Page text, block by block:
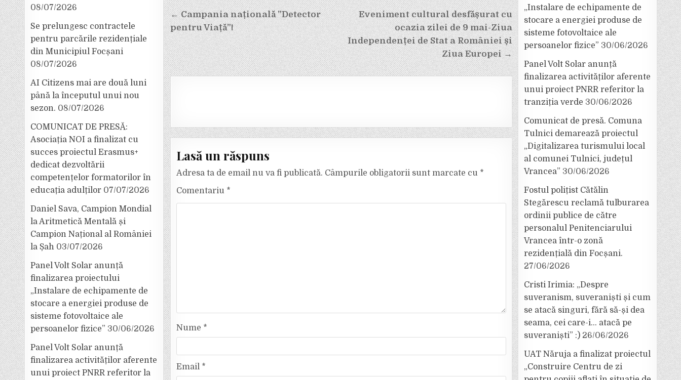
Navigare
în
articole
Eveniment cultural desfășurat cu
ocazia zilei de 9 mai-Ziua
Independenței de Stat a României și
Ziua Europei →
← Campania națională ”Detector
pentru Viață”!
Lasă un răspuns
Adresa ta de email nu va fi publicată. Câmpurile obligatorii sunt marcate cu *
Comentariu *
Nume *
Email *
08/07/2026
Se prelungesc contractele
pentru parcările rezidențiale
din Municipiul Focșani
08/07/2026
AI Citizens mai are două luni
până la începutul unui nou
sezon. 08/07/2026
COMUNICAT DE PRESĂ:
Asociația NOI a finalizat cu
succes proiectul Erasmus+
dedicat dezvoltării
competențelor formatorilor în
educația adulților 07/07/2026
Daniel Sava, Campion Mondial
la Aritmetică Mentală și
Campion Național al României
la Șah 03/07/2026
Panel Volt Solar anunță
finalizarea proiectului
„Instalare de echipamente de
stocare a energiei produse de
sisteme fotovoltaice ale
persoanelor fizice” 30/06/2026
Panel Volt Solar anunță
finalizarea activităților aferente
unui proiect PNRR referitor la
„Instalare de echipamente de
stocare a energiei produse de
sisteme fotovoltaice ale
persoanelor fizice” 30/06/2026
Panel Volt Solar anunță
finalizarea activităților aferente
unui proiect PNRR referitor la
tranziția verde 30/06/2026
Comunicat de presă. Comuna
Tulnici demarează proiectul
„Digitalizarea turismului local
al comunei Tulnici, județul
Vrancea” 30/06/2026
Fostul polițist Cătălin
Stegărescu reclamă tulburarea
ordinii publice de către
personalul Penitenciarului
Vrancea într-o zonă
rezidențială din Focșani.
27/06/2026
Cristi Irimia: „Despre
suveranism, suveraniști și cum
se atacă singuri, fără să-și dea
seama, cei care-i… atacă pe
suveraniști” :) 26/06/2026
UAT Năruja a finalizat proiectul
„Construire Centru de zi